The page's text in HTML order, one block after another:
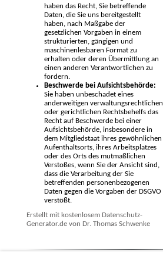
haben das Recht, Sie betreffende
Daten, die Sie uns bereitgestellt
haben, nach Maßgabe der
gesetzlichen Vorgaben in einem
strukturierten, gängigen und
maschinenlesbaren Format zu
erhalten oder deren Übermittlung an
einen anderen Verantwortlichen zu
fordern.
Beschwerde bei Aufsichtsbehörde:
Sie haben unbeschadet eines
anderweitigen verwaltungsrechtlichen
oder gerichtlichen Rechtsbehelfs das
Recht auf Beschwerde bei einer
Aufsichtsbehörde, insbesondere in
dem Mitgliedstaat ihres gewöhnlichen
Aufenthaltsorts, ihres Arbeitsplatzes
oder des Orts des mutmaßlichen
Verstoßes, wenn Sie der Ansicht sind,
dass die Verarbeitung der Sie
betreffenden personenbezogenen
Daten gegen die Vorgaben der DSGVO
verstößt.
Erstellt mit kostenlosem Datenschutz-
Generator.de von Dr. Thomas Schwenke